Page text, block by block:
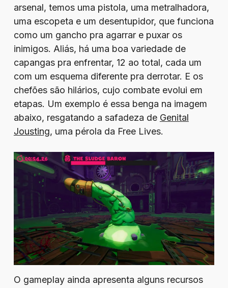
arsenal, temos uma pistola, uma metralhadora,
uma escopeta e um desentupidor, que funciona
como um gancho pra agarrar e puxar os
inimigos. Aliás, há uma boa variedade de
capangas pra enfrentar, 12 ao total, cada um
com um esquema diferente pra derrotar. E os
chefões são hilários, cujo combate evolui em
etapas. Um exemplo é essa benga na imagem
abaixo, resgatando a safadeza de Genital
Jousting, uma pérola da Free Lives.
O gameplay ainda apresenta alguns recursos